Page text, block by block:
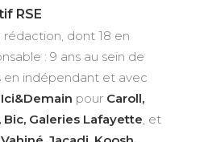
RSE
dont 18 en
: 9 ans au sein de
en indépendant et avec
Ici&Demain pour Caroll,
Galeries Lafayette, et